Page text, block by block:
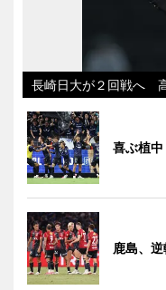
長崎日大が２回戦へ
喜ぶ植
鹿島、